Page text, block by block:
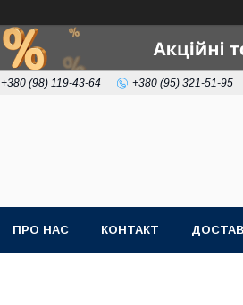
+380 (98) 119-43-64 +380 (95) 321-51-95
ПРО НАС КОНТАКТ